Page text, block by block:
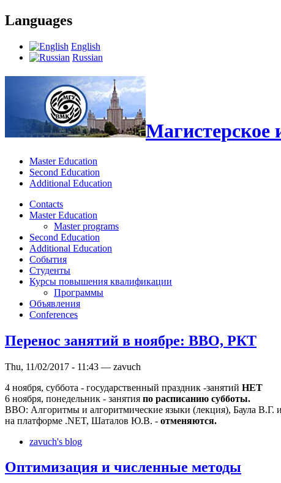
Languages
English
Russian
Магистерское
Master Education
Second Education
Additional Education
Contacts
Master Education
Master programs
Second Education
Additional Education
События
Студенты
Курсы повышения квалификации
Программы
Объявления
Conferences
Перенос занятий в ноябре: ВВО, РКТ
Thu, 11/02/2017 - 11:43 — zavuch
4 ноября, суббота - государственный праздник -занятий НЕТ
6 ноября, понедельник - занятия по расписанию субботы.
ВВО: Алгоритмы и алгоритмические языки (лекция), Баула В.Г.
на платформе .NET, Шаталов Ю.В. - отменяются.
zavuch's blog
Оптимизация и численные методы